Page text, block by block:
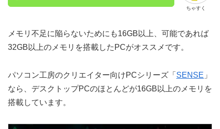
ちゃすく
メモリ不足に陥らないためにも16GB以上、可能であれば
32GB以上のメモリを搭載したPCがオススメです。
パソコン工房のクリエイター向けPCシリーズ「 SENSE 」
なら、デスクトップPCのほとんどが16GB以上のメモリを
搭載しています。